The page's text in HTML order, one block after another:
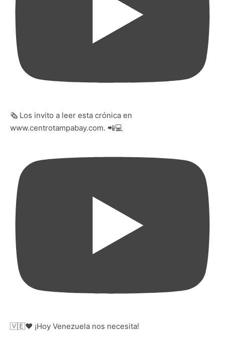
🗞️ Los invito a leer esta crónica en
www.centrotampabay.com. 📲💻
🇻🇪❤️ ¡Hoy Venezuela nos necesita!